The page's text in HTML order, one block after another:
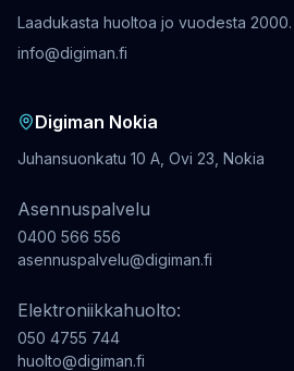
Laadukasta huoltoa jo vuodesta 2000.
info@digiman.fi
Digiman Nokia
Juhansuonkatu 10 A, Ovi 23, Nokia
Asennuspalvelu
0400 566 556
asennuspalvelu@digiman.fi
Elektroniikkahuolto:
050 4755 744
huolto@digiman.fi